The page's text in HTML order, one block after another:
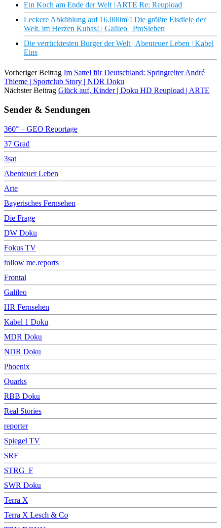
Ein Koch am Ende der Welt | ARTE Re: Reupload
Leckere Abkühlung auf 16.000m²! Die größte Eisdiele der
Welt. im Herzen Kubas! | Galileo | ProSieben
Die verrücktesten Burger der Welt | Abenteuer Leben | Kabel
Eins
Vorheriger Beitrag Im Sattel für Deutschland: Springreiter André
Thieme | Sportclub Story | NDR Doku
Nächster Beitrag Glück auf, Kinder | Doku HD Reupload | ARTE
Sender & Sendungen
360° – GEO Reportage
37 Grad
3sat
Abenteuer Leben
Arte
Bayerisches Fernsehen
Die Frage
DW Doku
Fokus TV
follow me.reports
Frontal
Galileo
HR Fernsehen
Kabel 1 Doku
MDR Doku
NDR Doku
Phoenix
Quarks
RBB Doku
Real Stories
reporter
Spiegel TV
SRF
STRG_F
SWR Doku
Terra X
Terra X Lesch & Co